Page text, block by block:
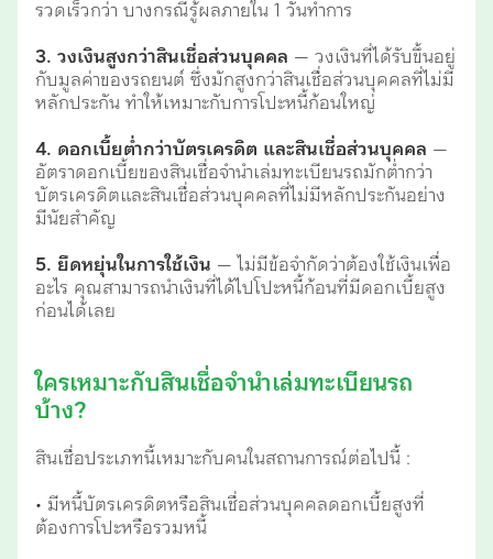
รวดเร็วกว่า บางกรณีรู้ผลภายใน 1 วันทำการ
3. วงเงินสูงกว่าสินเชื่อส่วนบุคคล — วงเงินที่ได้รับขึ้นอยู่
กับมูลค่าของรถยนต์ ซึ่งมักสูงกว่าสินเชื่อส่วนบุคคลที่ไม่มี
หลักประกัน ทำให้เหมาะกับการโปะหนี้ก้อนใหญ่
4. ดอกเบี้ยต่ำกว่าบัตรเครดิต และสินเชื่อส่วนบุคคล —
อัตราดอกเบี้ยของสินเชื่อจำนำเล่มทะเบียนรถมักต่ำกว่า
บัตรเครดิตและสินเชื่อส่วนบุคคลที่ไม่มีหลักประกันอย่าง
มีนัยสำคัญ
5. ยืดหยุ่นในการใช้เงิน — ไม่มีข้อจำกัดว่าต้องใช้เงินเพื่อ
อะไร คุณสามารถนำเงินที่ได้ไปโปะหนี้ก้อนที่มีดอกเบี้ยสูง
ก่อนได้เลย
ใครเหมาะกับสินเชื่อจำนำเล่มทะเบียนรถ
บ้าง?
สินเชื่อประเภทนี้เหมาะกับคนในสถานการณ์ต่อไปนี้ :
• มีหนี้บัตรเครดิตหรือสินเชื่อส่วนบุคคลดอกเบี้ยสูงที่
ต้องการโปะหรือรวมหนี้